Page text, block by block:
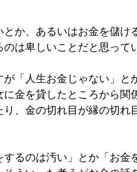
か、あるいはお金を儲け
は卑しいことだと思って
「人生お金じゃない」と
金を貸したところから関
、金の切れ目が縁の切れ
るのは汚い」とか「お金